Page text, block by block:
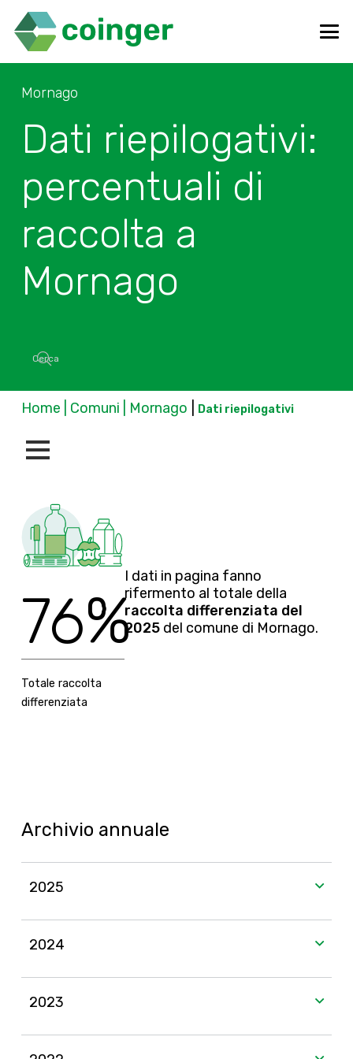
Mornago
Dati riepilogativi:
percentuali di
raccolta a
Mornago
Home | Comuni | Mornago Dati riepilogativi
76%
Totale raccolta
differenziata
I dati in pagina fanno
rifermento al totale della
raccolta differenziata del
2025 del comune di Mornago.
Archivio annuale
2025
76%
2024
2023